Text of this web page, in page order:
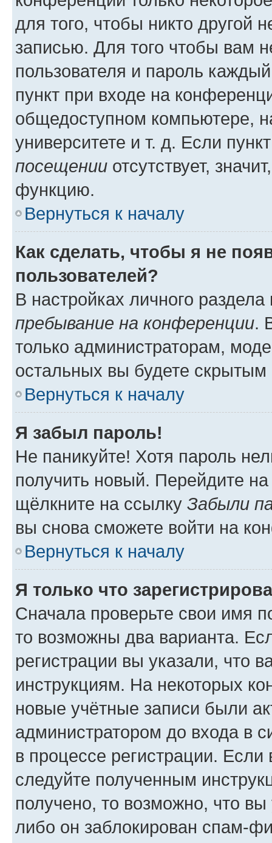
для того, чтобы никто другой
записью. Для того чтобы вам
пользователя и пароль
пункт при входе на
общедоступном компьютере,
университете и т. д. Если
посещении отсутствует,
функцию.
Вернуться к началу
Как сделать, чтобы я не
пользователей?
В настройках личного
пребывание на конференции.
только администраторам,
остальных вы будете скрытым
Вернуться к началу
Я забыл пароль!
Не паникуйте! Хотя пароль
получить новый. Перейдите
щёлкните на ссылку Забыли
вы снова сможете войти на
Вернуться к началу
Я только что
Сначала проверьте свои имя
то возможны два варианта.
регистрации вы указали, что
инструкциям. На некоторых
новые учётные записи были
администратором до входа в
в процессе регистрации.
следуйте полученным
получено, то возможно, что
либо он заблокирован спам-